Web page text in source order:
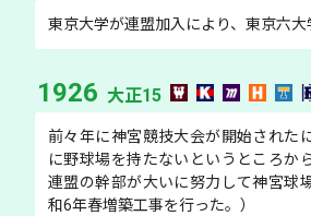
東京大学が連盟加入により、東京六大
1926 大正15
前々年に神宮競技大会が開始された
に野球場を持たないというところか
連盟の幹部が大いに努力して神宮球
和6年春増築工事を行った。）